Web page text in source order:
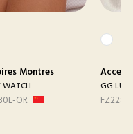
Montres
OR
GG
FZ2282